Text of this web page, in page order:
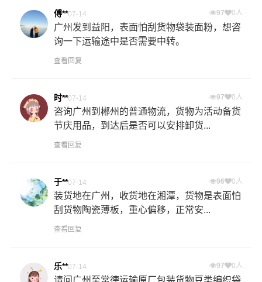
傅**07-14 97 0人
广州发到益阳，表面怕刮货物袋装面粉，想咨
询一下运输途中是否需要中转。
查看回复
时**07-14 97 0人
咨询广州到郴州的普通物流，货物为活动备货
节庆用品，到达后是否可以安排卸货...
查看回复
于**07-14 96 0人
装货地在广州，收货地在湘潭，货物是表面怕
刮货物陶瓷薄板，重心偏移，正常安...
查看回复
乐**07-14 97 0人
请问广州至常德运输原厂包装货物豆类编织袋